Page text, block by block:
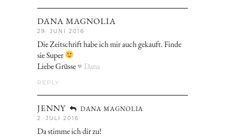
DANA MAGNOLIA
29. JUNI 2016
Die Zeitschrift habe ich mir auch gekauft. Finde
sie Super
Liebe Grüsse♥ Dana
REPLY
JENNY DANA MAGNOLIA
2. JULI 2016
Da stimme ich dir zu!